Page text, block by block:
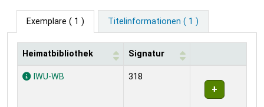
Exemplare ( 1 ) Titelinformationen ( 1 )
Exemplare
Heimatbibliothek Signatur
IWU-WB 318